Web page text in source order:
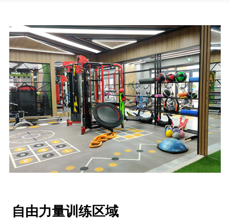
自由力量训练区域